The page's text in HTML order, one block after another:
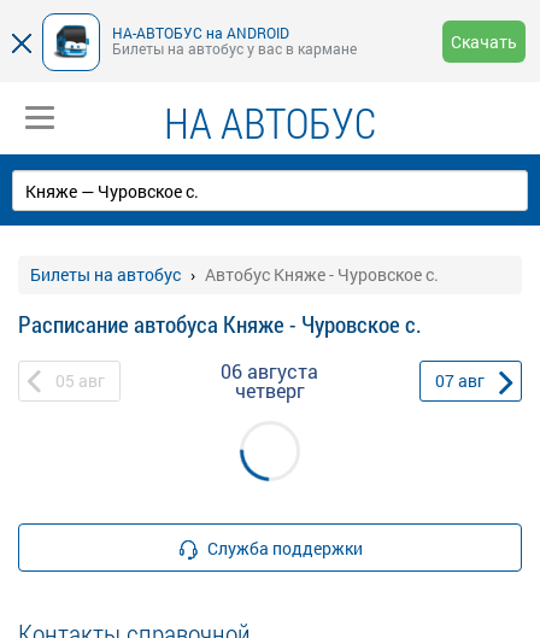
НА-АВТОБУС на ANDROID
Билеты на автобус у вас в кармане
Скачать
НА АВТОБУС
Билеты на автобус Автобус Княже - Чуровское с.
Расписание автобуса Княже - Чуровское с.
05 авг 06 августа
четверг 07авг
Служба поддержки